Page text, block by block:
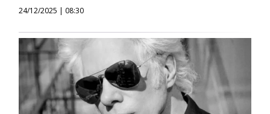
24/12/2025 | 08:30